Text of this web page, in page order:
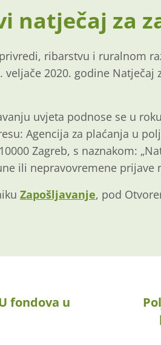
natječaj za
ribarstvu i ruralnom
veljače 2020. godine
uvjeta podnose se u
Agencija za plaćanja u
Zagreb, s naznakom:
ili nepravovremene prijave
Zapošljavanje, pod
fondova u